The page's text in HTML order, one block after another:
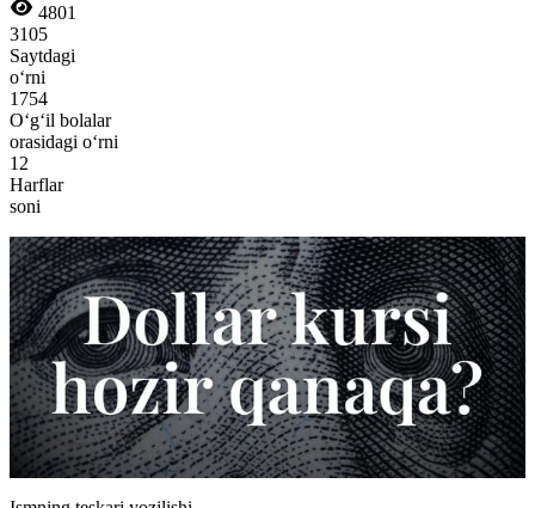
4801
3105
Saytdagi
o‘rni
1754
O‘g‘il bolalar
orasidagi o‘rni
12
Harflar
soni